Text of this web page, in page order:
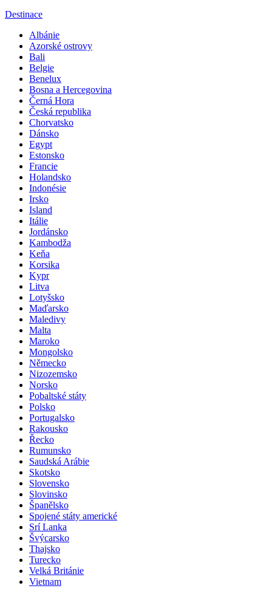
Destinace
Albánie
Azorské ostrovy
Bali
Belgie
Benelux
Bosna a Hercegovina
Černá Hora
Česká republika
Chorvatsko
Dánsko
Egypt
Estonsko
Francie
Holandsko
Indonésie
Irsko
Island
Itálie
Jordánsko
Kambodža
Keňa
Korsika
Kypr
Litva
Lotyšsko
Maďarsko
Maledivy
Malta
Maroko
Mongolsko
Německo
Nizozemsko
Norsko
Pobaltské státy
Polsko
Portugalsko
Rakousko
Řecko
Rumunsko
Saudská Arábie
Skotsko
Slovensko
Slovinsko
Španělsko
Spojené státy americké
Srí Lanka
Švýcarsko
Thajsko
Turecko
Velká Británie
Vietnam